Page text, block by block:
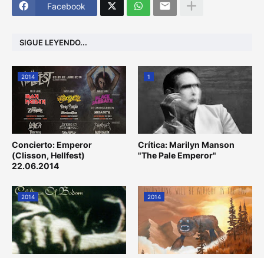
Facebook
SIGUE LEYENDO...
2014
Concierto: Emperor
(Clisson, Hellfest)
22.06.2014
1
Crítica: Marilyn Manson
"The Pale Emperor"
2014 2014